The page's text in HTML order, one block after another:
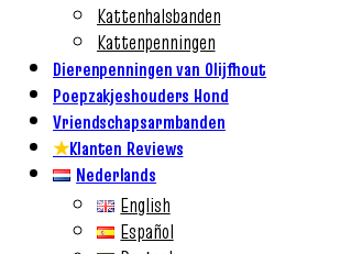
Kattenhalsbanden
Kattenpenningen
Dierenpenningen van Olijfhout
Poepzakjeshouders Hond
Vriendschapsarmbanden
★Klanten Reviews
Nederlands
English
Español